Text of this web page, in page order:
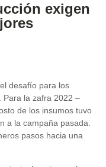
exigen
desafío para los
Para la zafra 2022 –
de los insumos tuvo
a la campaña pasada.
pasos hacia una